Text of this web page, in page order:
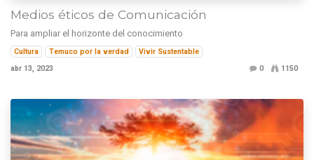
Medios éticos de Comunicación
Para ampliar el horizonte del conocimiento
Cultura Temuco por la verdad
Vivir Sustentable
abr 13, 2023
0 1150